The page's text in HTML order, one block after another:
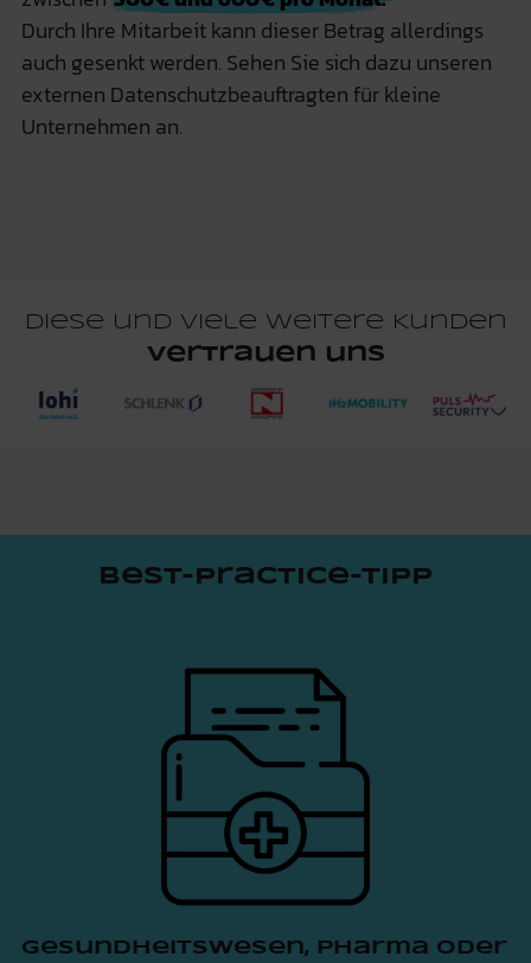
Durch Ihre Mitarbeit kann dieser Betrag allerdings
auch gesenkt werden. Sehen Sie sich dazu unseren
externen Datenschutzbeauftragten für kleine
Unternehmen an.
Diese und viele weitere Kunden
vertrauen uns
Best-Practice-Tipp
Gesundheitswesen, Pharma oder